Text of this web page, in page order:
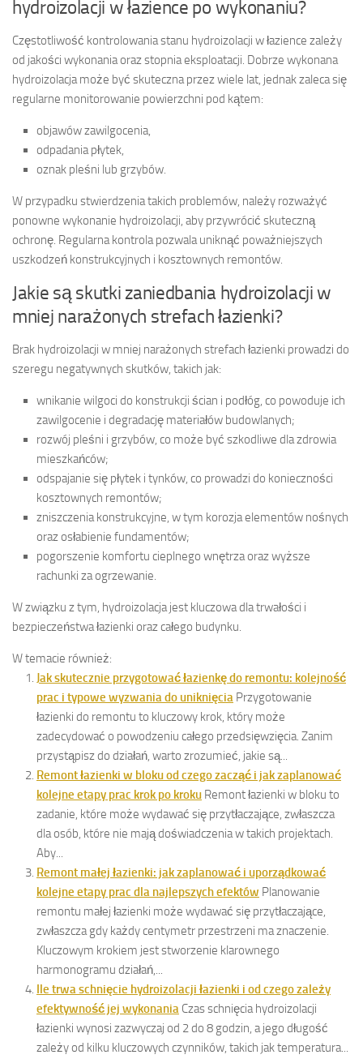
hydroizolacji w łazience po wykonaniu?
Częstotliwość kontrolowania stanu hydroizolacji w łazience zależy
od jakości wykonania oraz stopnia eksploatacji. Dobrze wykonana
hydroizolacja może być skuteczna przez wiele lat, jednak zaleca się
regularne monitorowanie powierzchni pod kątem:
objawów zawilgocenia,
odpadania płytek,
oznak pleśni lub grzybów.
W przypadku stwierdzenia takich problemów, należy rozważyć
ponowne wykonanie hydroizolacji, aby przywrócić skuteczną
ochronę. Regularna kontrola pozwala uniknąć poważniejszych
uszkodzeń konstrukcyjnych i kosztownych remontów.
Jakie są skutki zaniedbania hydroizolacji w
mniej narażonych strefach łazienki?
Brak hydroizolacji w mniej narażonych strefach łazienki prowadzi do
szeregu negatywnych skutków, takich jak:
wnikanie wilgoci do konstrukcji ścian i podłóg, co powoduje ich
zawilgocenie i degradację materiałów budowlanych;
rozwój pleśni i grzybów, co może być szkodliwe dla zdrowia
mieszkańców;
odspajanie się płytek i tynków, co prowadzi do konieczności
kosztownych remontów;
zniszczenia konstrukcyjne, w tym korozja elementów nośnych
oraz osłabienie fundamentów;
pogorszenie komfortu cieplnego wnętrza oraz wyższe
rachunki za ogrzewanie.
W związku z tym, hydroizolacja jest kluczowa dla trwałości i
bezpieczeństwa łazienki oraz całego budynku.
W temacie również:
Jak skutecznie przygotować łazienkę do remontu: kolejność
prac i typowe wyzwania do uniknięcia Przygotowanie
łazienki do remontu to kluczowy krok, który może
zadecydować o powodzeniu całego przedsięwzięcia. Zanim
przystąpisz do działań, warto zrozumieć, jakie są...
Remont łazienki w bloku od czego zacząć i jak zaplanować
kolejne etapy prac krok po kroku Remont łazienki w bloku to
zadanie, które może wydawać się przytłaczające, zwłaszcza
dla osób, które nie mają doświadczenia w takich projektach.
Aby...
Remont małej łazienki: jak zaplanować i uporządkować
kolejne etapy prac dla najlepszych efektów Planowanie
remontu małej łazienki może wydawać się przytłaczające,
zwłaszcza gdy każdy centymetr przestrzeni ma znaczenie.
Kluczowym krokiem jest stworzenie klarownego
harmonogramu działań,...
Ile trwa schnięcie hydroizolacji łazienki i od czego zależy
efektywność jej wykonania Czas schnięcia hydroizolacji
łazienki wynosi zazwyczaj od 2 do 8 godzin, a jego długość
zależy od kilku kluczowych czynników, takich jak temperatura...